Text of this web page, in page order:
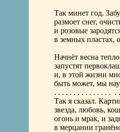
Так минет год.
размоет снег,
и розовые
в земных пластах,
Начнёт весна
запустят
и, в этой жизни
быть может, мы
. . . . . . . . . . . . . . . .
Так я сказал.
звезда, любовь,
огонь и мрак, и
в мерцании